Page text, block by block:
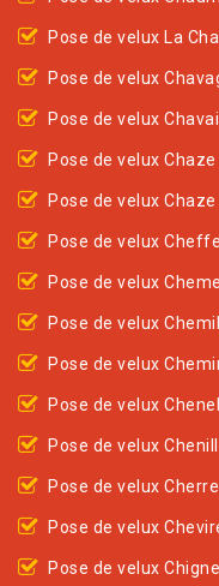
Pose de velux La
Pose de velux
Pose de velux
Pose de velux
Pose de velux
Pose de velux
Pose de velux
Pose de velux
Pose de velux
Pose de velux
Pose de velux
Pose de velux
Pose de velux
Pose de velux